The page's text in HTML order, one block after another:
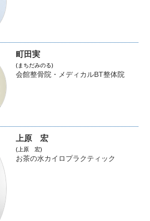
町田実
(まちだみのる)
会館整骨院・メディカルBT整体院
上原 宏
(上原 宏)
お茶の水カイロプラクティック